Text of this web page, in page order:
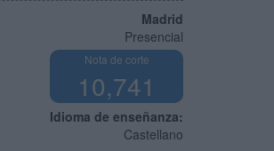
Madrid
Presencial
Nota de corte
10,741
Idioma de enseñanza:
Castellano